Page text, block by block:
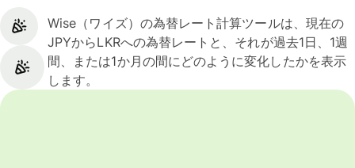
Wise（ワイズ）の為替レート計算ツールは、現在の
JPYからLKRへの為替レートと、それが過去1日、1週
間、または1か月の間にどのように変化したかを表示
します。